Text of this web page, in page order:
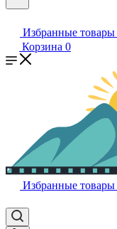
Избранные товары
Корзина 0
Избранные товары